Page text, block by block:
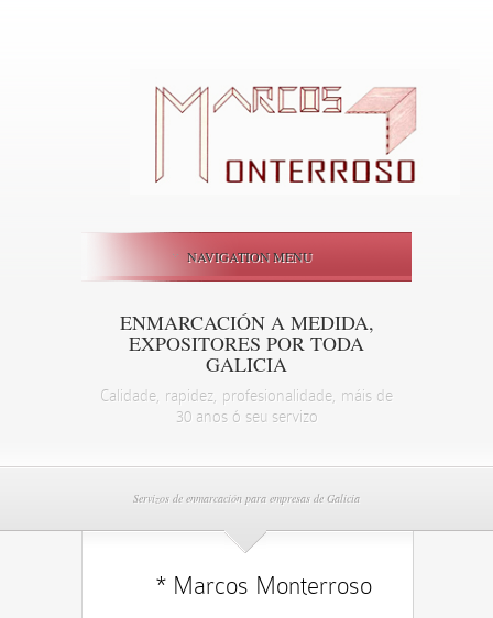
NAVIGATION MENU
ENMARCACIÓN A MEDIDA,
EXPOSITORES POR TODA
GALICIA
Calidade, rapidez, profesionalidade, máis de
30 anos ó seu servizo
Servizos de enmarcación para empresas de Galicia
* Marcos Monterroso